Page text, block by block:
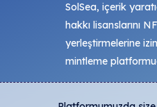
SolSea, içerik
hakkı lisanslarını
yerleştirmelerine
mintleme